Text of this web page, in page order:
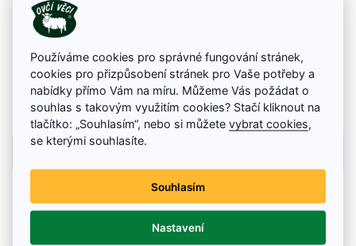
ALPA Masážny gél LESANA, 100 ml
ALPA gél LESANA – bylinný masážny gél má vďaka vysokému obsahu
mentolu výrazné chladivé a osviežujúce účinky.
3.65 €
Skladom
Používáme cookies pro správné fungování stránek,
cookies pro přizpůsobení stránek pro Vaše potřeby a
nabídky přímo Vám na míru. Můžeme Vás požádat o
souhlas s takovým využitím cookies? Stačí kliknout na
tlačítko: „Souhlasím“, nebo si můžetevybrat cookies,
se kterými souhlasíte.
Souhlasím
Nastavení